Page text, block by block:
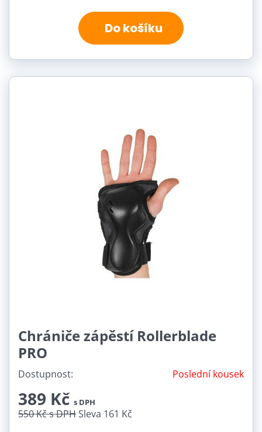
Do košíku
Chrániče zápěstí Rollerblade
PRO
Dostupnost: Poslední kousek
389 Kč s DPH
550 Kčs DPHSleva 161 Kč